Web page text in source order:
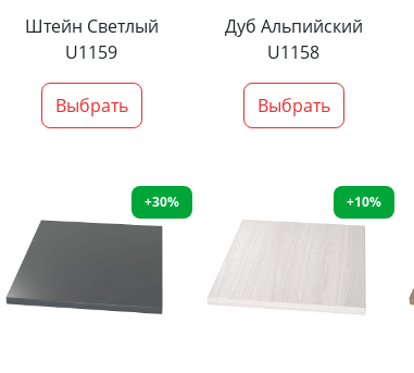
Штейн Светлый
U1159
Выбрать
Дуб Альпийский
U1158
Выбрать
+30% +10%